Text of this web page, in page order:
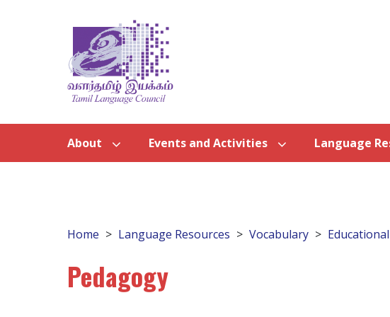
About Events and Activities Language
Home Language Resources Vocabulary
Pedagogy